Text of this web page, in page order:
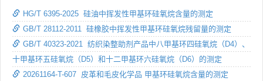
HG/T 6395-2025 硅油中挥发性甲基环硅氧烷含量的测定
GB/T 28112-2011 硅橡胶中挥发性甲基环硅氧烷残留量的测定
GB/T 40323-2021 纺织染整助剂产品中八甲基环四硅氧烷（D4）、
十甲基环五硅氧烷（D5）和十二甲基环六硅氧烷（D6）的测定
20261164-T-607 皮革和毛皮化学品 甲基环硅氧烷含量的测定